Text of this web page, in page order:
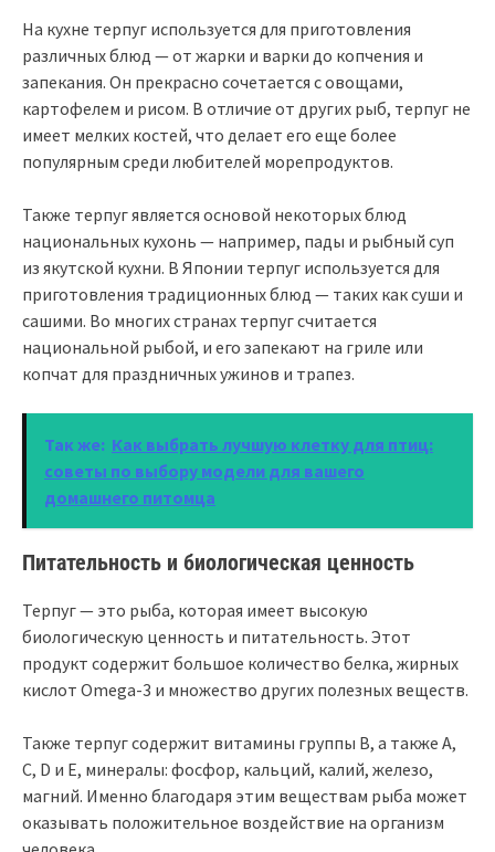
На кухне терпуг используется для приготовления
различных блюд — от жарки и варки до копчения и
запекания. Он прекрасно сочетается с овощами,
картофелем и рисом. В отличие от других рыб, терпуг не
имеет мелких костей, что делает его еще более
популярным среди любителей морепродуктов.
Также терпуг является основой некоторых блюд
национальных кухонь — например, пады и рыбный суп
из якутской кухни. В Японии терпуг используется для
приготовления традиционных блюд — таких как суши и
сашими. Во многих странах терпуг считается
национальной рыбой, и его запекают на гриле или
копчат для праздничных ужинов и трапез.
Так же: Как выбрать лучшую клетку для птиц:
советы по выбору модели для вашего
домашнего питомца
Питательность и биологическая ценность
Терпуг — это рыба, которая имеет высокую
биологическую ценность и питательность. Этот
продукт содержит большое количество белка, жирных
кислот Omega-3 и множество других полезных веществ.
Также терпуг содержит витамины группы B, а также A,
C, D и Е, минералы: фосфор, кальций, калий, железо,
магний. Именно благодаря этим веществам рыба может
оказывать положительное воздействие на организм